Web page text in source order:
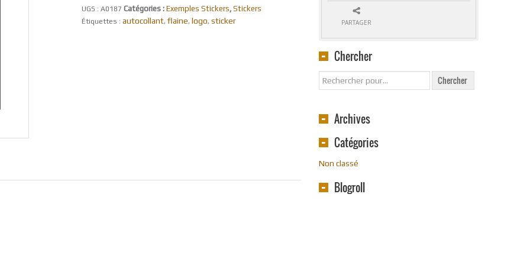
UGS : A0187 Catégories : Exemples Stickers, Stickers
Étiquettes : autocollant, flaine, logo, sticker PARTAGER
Chercher
Archives
Catégories
Non classé
Blogroll